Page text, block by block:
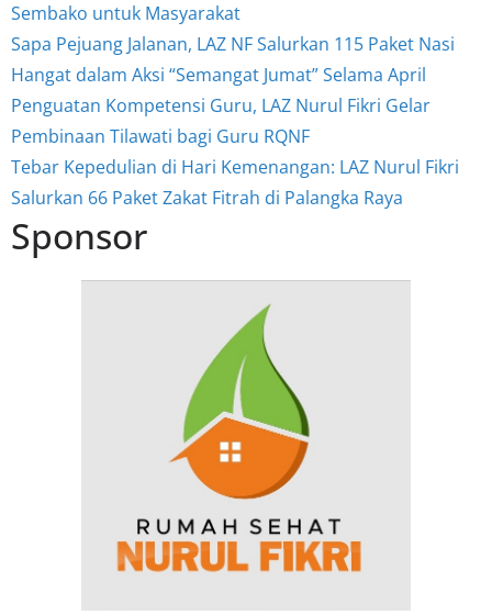
Sembako untuk Masyarakat
Sapa Pejuang Jalanan, LAZ NF Salurkan 115 Paket Nasi
Hangat dalam Aksi “Semangat Jumat” Selama April
Penguatan Kompetensi Guru, LAZ Nurul Fikri Gelar
Pembinaan Tilawati bagi Guru RQNF
Tebar Kepedulian di Hari Kemenangan: LAZ Nurul Fikri
Salurkan 66 Paket Zakat Fitrah di Palangka Raya
Sponsor